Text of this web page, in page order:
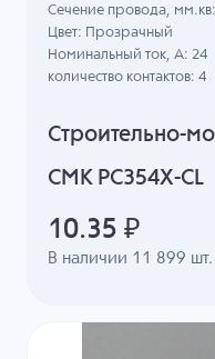
Строительно-
СМК PC354X-CL
В наличии 11 899 шт.
Сечение провода,
Цвет: Прозрачный
Номинальный ток, А: 24
количество контактов: 4
10.35 ₽